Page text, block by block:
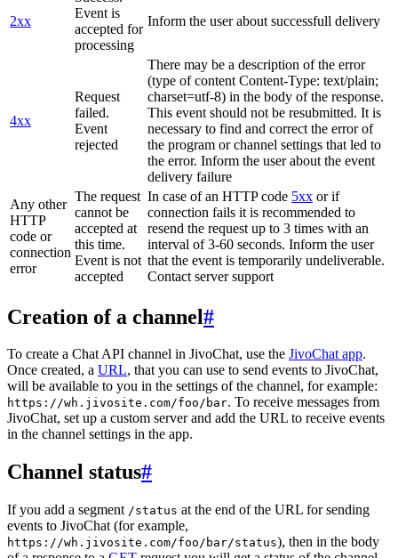
2xx
Event is
accepted for
processing
Inform the user about successfull delivery
4xx
Request
failed.
Event
rejected
There may be a description of the error
(type of content Content-Type: text/plain;
charset=utf-8) in the body of the response.
This event should not be resubmitted. It is
necessary to find and correct the error of
the program or channel settings that led to
the error. Inform the user about the event
delivery failure
Any other
HTTP
code or
connection
error
The request
cannot be
accepted at
this time.
Event is not
accepted
In case of an HTTP code 5xx or if
connection fails it is recommended to
resend the request up to 3 times with an
interval of 3-60 seconds. Inform the user
that the event is temporarily undeliverable.
Contact server support
Creation of a channel#
To create a Chat API channel in JivoChat, use the JivoChat app.
Once created, a URL, that you can use to send events to JivoChat,
will be available to you in the settings of the channel, for example:
https://wh.jivosite.com/foo/bar. To receive messages from
JivoChat, set up a custom server and add the URL to receive events
in the channel settings in the app.
Channel status#
If you add a segment /status at the end of the URL for sending
events to JivoChat (for example,
https://wh.jivosite.com/foo/bar/status), then in the body